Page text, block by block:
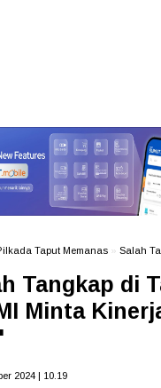
Taput Memanas Salah
Tangkap di
Minta
2024 | 10.19